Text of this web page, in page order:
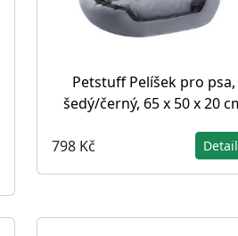
Petstuff Pelíšek pro psa,
šedý/černý, 65 x 50 x 20
798 Kč Detail